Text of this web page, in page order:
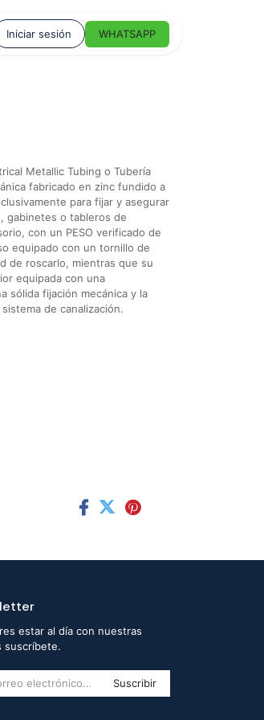
Iniciar sesión WHATSAPP
Metallic Tubing o Tubería
fabricado en zinc fundido a
para fijar y asegurar
gabinetes o tableros de
con un PESO verificado de
equipado con un tornillo de
de roscarlo, mientras que su
equipada con una
sólida fijación mecánica y la
de canalización.
estar al día con nuestras
suscríbete.
Suscribir